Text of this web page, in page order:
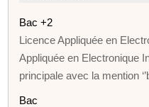
Bac +2
Licence Appliquée en
Appliquée en Electronique
principale avec la mention
Bac